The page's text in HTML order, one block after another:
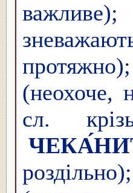
важливе);
(неохоче,
сл.